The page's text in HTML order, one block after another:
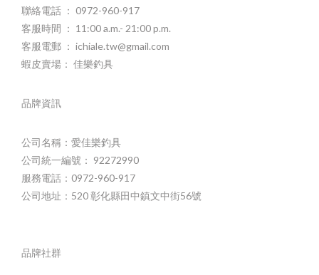
聯絡電話 ： 0972-960-917
客服時間 ： 11:00 a.m.- 21:00 p.m.
客服電郵 ： ichiale.tw@gmail.com
蝦皮賣場： 佳樂釣具
品牌資訊
公司名稱：愛佳樂釣具
公司統一編號： 92272990
服務電話：0972-960-917
公司地址：520 彰化縣田中鎮文中街56號
品牌社群